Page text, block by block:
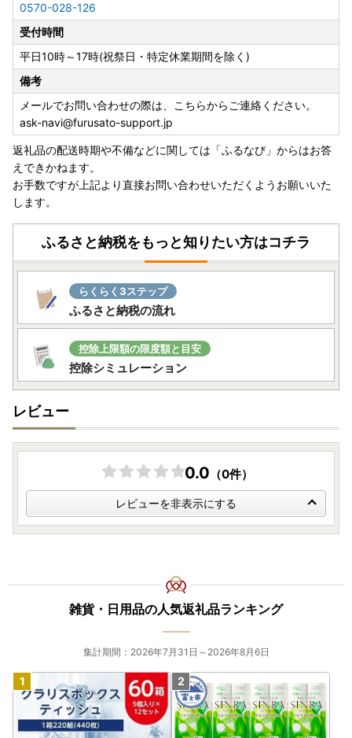
0570-028-126
受付時間
平日10時～17時(祝祭日・特定休業期間を除く)
備考
メールでお問い合わせの際は、こちらからご連絡ください。
ask-navi@furusato-support.jp
返礼品の配送時期や不備などに関しては「ふるなび」からはお答
えできかねます。
お手数ですが上記より直接お問い合わせいただくようお願いいた
します。
ふるさと納税をもっと知りたい方はコチラ
らくらく3ステップ
ふるさと納税の流れ
控除上限額の限度額と目安
控除シミュレーション
レビュー
0.0 （0件）
レビューを非表示にする
雑貨・日用品の人気返礼品ランキング
集計期間：2026年7月31日～2026年8月6日